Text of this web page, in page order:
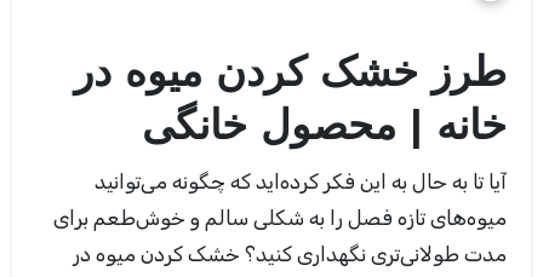
طرز خشک کردن میوه در
خانه | محصول خانگی
آیا تا به حال به این فکر کرده‌اید که چگونه می‌توانید
میوه‌های تازه فصل را به شکلی سالم و خوش‌طعم برای
مدت طولانی‌تری نگهداری کنید؟ خشک کردن میوه در